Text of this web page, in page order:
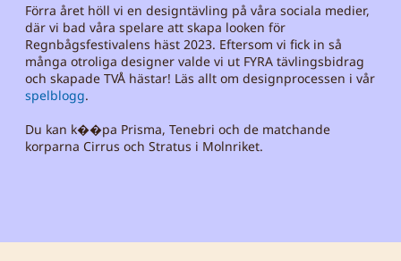
Förra året höll vi en designtävling på våra sociala medier,
där vi bad våra spelare att skapa looken för
Regnbågsfestivalens häst 2023. Eftersom vi fick in så
många otroliga designer valde vi ut FYRA tävlingsbidrag
och skapade TVÅ hästar! Läs allt om designprocessen i vår
spelblogg.
Du kan k��pa Prisma, Tenebri och de matchande
korparna Cirrus och Stratus i Molnriket.